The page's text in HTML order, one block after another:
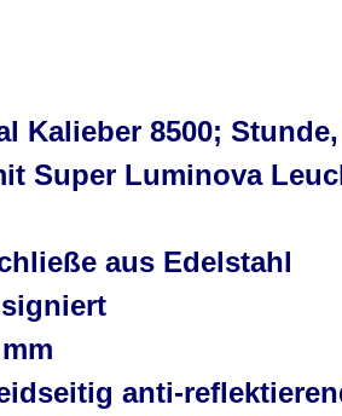
Kalieber 8500;
Super Luminova
aus Edelstahl
anti-